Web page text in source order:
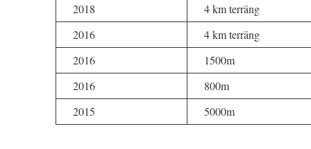
2018
4 km terräng
2016
4 km terräng
2016
1500m
2016
800m
2015
5000m